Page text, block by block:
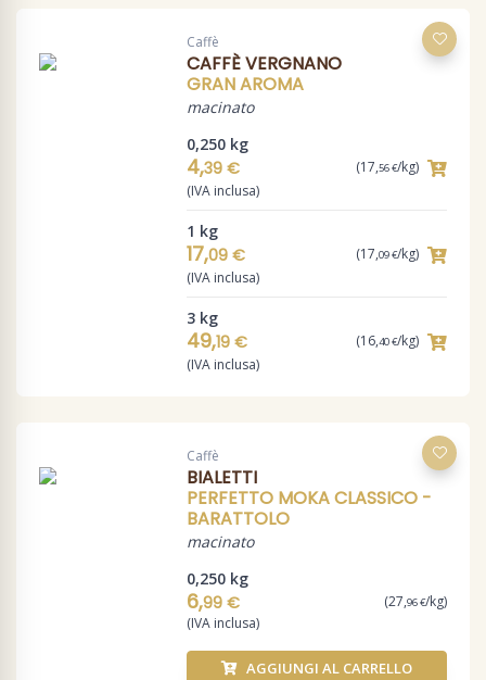
Caffè
CAFFÈ VERGNANO
GRAN AROMA
macinato
0,250 kg
4,39 € (17,56 €/kg)
(IVA inclusa)
1 kg
17,09 € (17,09 €/kg)
(IVA inclusa)
3 kg
49,19 € (16,40 €/kg)
(IVA inclusa)
Caffè
BIALETTI
PERFETTO MOKA CLASSICO -
BARATTOLO
macinato
0,250 kg
6,99 € (27,96 €/kg)
(IVA inclusa)
AGGIUNGI AL CARRELLO